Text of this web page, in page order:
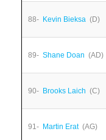
88- Kevin Bieksa (D)
89- Shane Doan (AD)
90- Brooks Laich (C)
91- Martin Erat(AG)